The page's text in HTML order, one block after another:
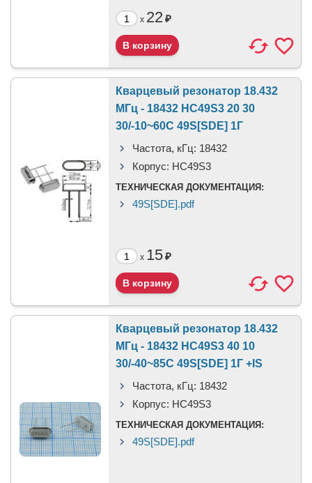
x 22₽
Кварцевый резонатор 18.432
МГц - 18432 HC49S3 20 30
30/-10~60C 49S[SDE] 1Г
Частота, кГц: 18432
Корпус: HC49S3
ТЕХНИЧЕСКАЯ ДОКУМЕНТАЦИЯ:
49S[SDE].pdf
x 15₽
Кварцевый резонатор 18.432
МГц - 18432 HC49S3 40 10
30/-40~85C 49S[SDE] 1Г +IS
Частота, кГц: 18432
Корпус: HC49S3
ТЕХНИЧЕСКАЯ ДОКУМЕНТАЦИЯ:
49S[SDE].pdf